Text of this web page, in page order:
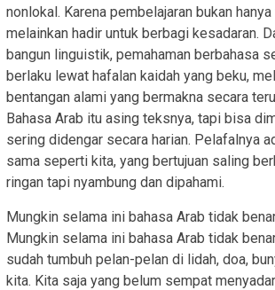
nonlokal. Karena pembelajaran bukan
melainkan hadir untuk berbagi kesadaran.
bangun linguistik, pemahaman berbahasa
berlaku lewat hafalan kaidah yang beku,
bentangan alami yang bermakna secara
Bahasa Arab itu asing teksnya, tapi bisa
sering didengar secara harian. Pelafalnya
sama seperti kita, yang bertujuan saling
ringan tapi nyambung dan dipahami.
Mungkin selama ini bahasa Arab tidak
Mungkin selama ini bahasa Arab tidak
sudah tumbuh pelan-pelan di lidah, doa,
kita. Kita saja yang belum sempat